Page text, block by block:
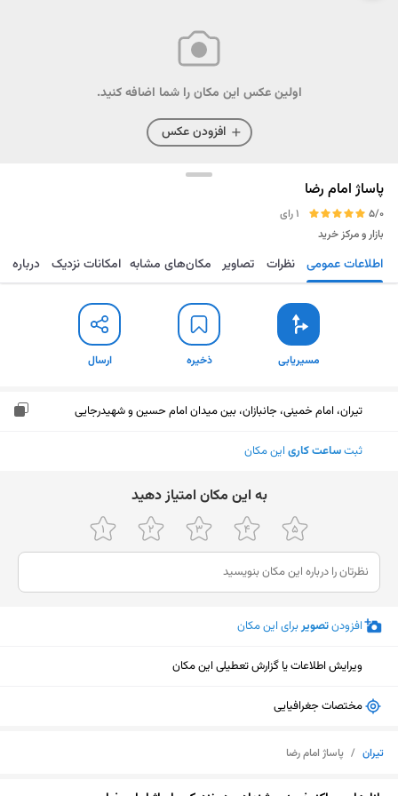
اولین عکس این مکان را شما اضافه کنید.
افزودن عکس
پاساژ امام رضا
5/0
1 رای
بازار و مرکز خرید
مسیریابی ذخیره ارسال اطلاعات عمومی نظرات تصاویر مکان‌های مشابه امکانات نزدیک درباره
مسیریابی ذخیره ارسال
تیران، امام خمینی، جانبازان، بین میدان امام حسین و شهیدرجایی
ثبتساعت کاری این مکان
ﺑﻪ اﯾﻦ ﻣﮑﺎن اﻣﺘﯿﺎز دﻫﯿﺪ
افزودنتصویربرای این مکان
ویرایش اطلاعات یا گزارش تعطیلی این مکان
مختصات جغرافیایی
تیران / پاساژ امام رضا